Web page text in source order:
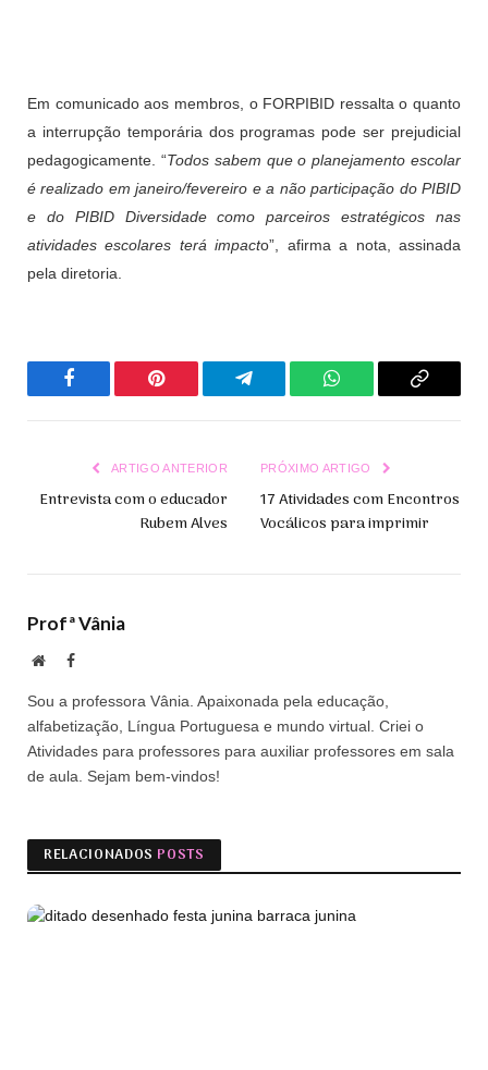
Em comunicado aos membros, o FORPIBID ressalta o quanto
a interrupção temporária dos programas pode ser prejudicial
pedagogicamente. “Todos sabem que o planejamento escolar
é realizado em janeiro/fevereiro e a não participação do PIBID
e do PIBID Diversidade como parceiros estratégicos nas
atividades escolares terá impacto”, afirma a nota, assinada
pela diretoria.
Facebook Pinterest Telegrama WhatsAppCopiar
ARTIGO ANTERIOR
Entrevista com o educador
Rubem Alves
PRÓXIMO ARTIGO
17 Atividades com Encontros
Vocálicos para imprimir
Profª Vânia
Site Facebook
Sou a professora Vânia. Apaixonada pela educação,
alfabetização, Língua Portuguesa e mundo virtual. Criei o
Atividades para professores para auxiliar professores em sala
de aula. Sejam bem-vindos!
RELACIONADOS POSTS